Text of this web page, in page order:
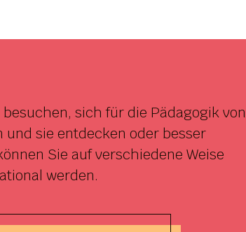
sich für die Pädagogik von
sie entdecken oder besser
Sie auf verschiedene Weise
werden.